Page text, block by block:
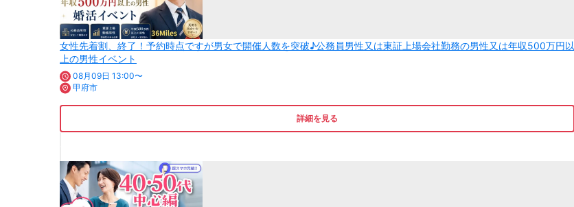
女性先着割、終了！予約時点ですが男女で開催人数を突破♪公務員男性又は東証上場会社勤務の男性又は年収500万円以
上の男性イベント
08月09日 13:00〜
甲府市
詳細を見る